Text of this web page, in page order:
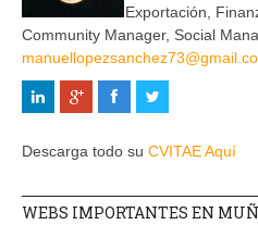
Exportación,
Community Manager, Social
Descarga todo su CVITAE Aquí
WEBS IMPORTANTES EN